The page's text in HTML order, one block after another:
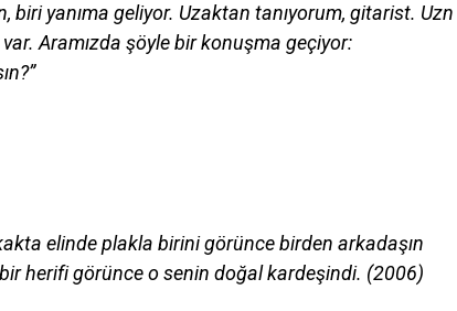
biri yanıma geliyor. Uzaktan tanıyorum, gitarist. Uzn
Aramızda şöyle bir konuşma geçiyor:
elinde plakla birini görünce birden arkadaşın
herifi görünce o senin doğal kardeşindi. (2006)